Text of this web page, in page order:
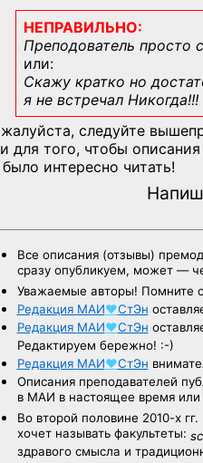
НЕПРАВИЛЬНО:
Преподователь просто
или:
Скажу кратко но
я не встречал Никогда!!!
следуйте
для того, чтобы
интересно читать!
Все описания (отзывы)
сразу опубликуем, может —
Уважаемые авторы! Помните
Редакция МАИ♥СтЭн
Редакция МАИ♥СтЭн
Редактируем бережно! :-)
Редакция МАИ♥СтЭн
Описания преподавателей
в МАИ в настоящее время или
Во второй половине 2010-х гг.
хочет называть факультеты:
здравого смысла и